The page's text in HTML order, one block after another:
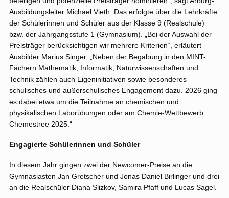
Ausbildungsleiter Michael Vieth. Das erfolgte über die Lehrkräfte
der Schülerinnen und Schüler aus der Klasse 9 (Realschule)
bzw. der Jahrgangsstufe 1 (Gymnasium). „Bei der Auswahl der
Preisträger berücksichtigen wir mehrere Kriterien“, erläutert
Ausbilder Marius Singer. „Neben der Begabung in den MINT-
Fächern Mathematik, Informatik, Naturwissenschaften und
Technik zählen auch Eigeninitiativen sowie besonderes
schulisches und außerschulisches Engagement dazu. 2026 ging
es dabei etwa um die Teilnahme an chemischen und
physikalischen Laborübungen oder am Chemie-Wettbewerb
Chemestree 2025.“
Engagierte Schülerinnen und Schüler
In diesem Jahr gingen zwei der Newcomer-Preise an die
Gymnasiasten Jan Gretscher und Jonas Daniel Birlinger und drei
an die Realschüler Diana Slizkov, Samira Pfaff und Lucas Sagel.